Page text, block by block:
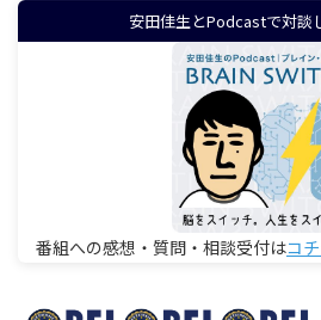
安田佳生とPodcastで対談
番組への感想・質問・相談受付はコ